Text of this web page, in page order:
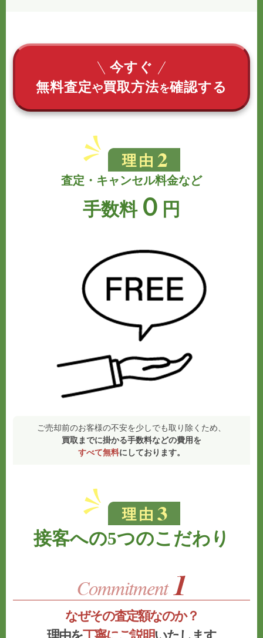
今すぐ
無料査定や買取方法を確認する
査定・キャンセル料金など
手数料０ 円
ご売却前のお客様の不安を少しでも取り除くため、
買取までに掛かる手数料などの費用を
すべて無料にしております。
接客への5つのこだわり
なぜその査定額なのか？